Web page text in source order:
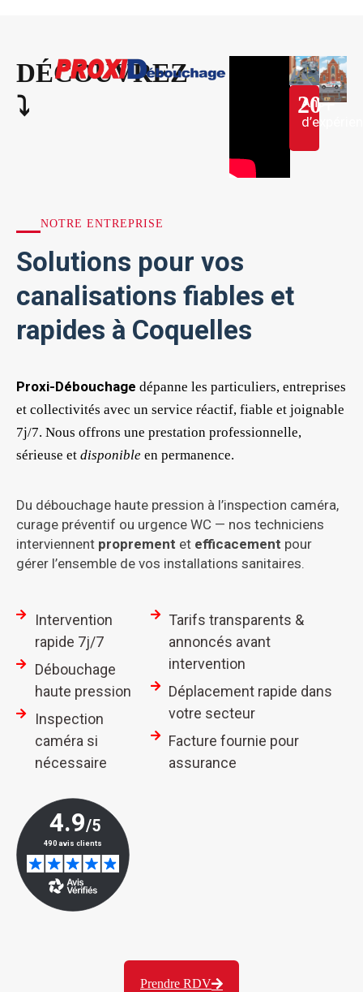
DÉCOUVREZ
⤵︎
20+
Ans
NOTRE ENTREPRISE
Solutions pour vos
canalisations fiables et
rapides à Coquelles
Proxi-Débouchage dépanne les particuliers, entreprises
et collectivités avec un service réactif, fiable et joignable
7j/7. Nous offrons une prestation professionnelle,
sérieuse et disponible en permanence.
Du débouchage haute pression à l’inspection caméra,
curage préventif ou urgence WC — nos techniciens
interviennent proprement et efficacement pour
gérer l’ensemble de vos installations sanitaires.
Intervention
rapide 7j/7
Débouchage
haute pression
Inspection
caméra si
nécessaire
Tarifs transparents &
annoncés avant
intervention
Déplacement rapide dans
votre secteur
Facture fournie pour
assurance
Prendre RDV